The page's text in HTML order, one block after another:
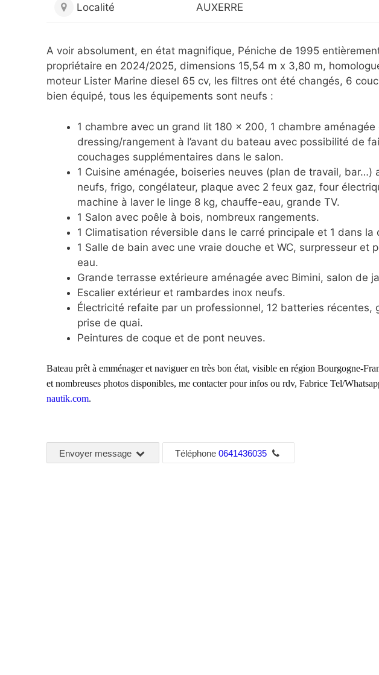
Localité AUXERRE
A voir absolument, en état magnifique, Péniche de 1995
propriétaire en 2024/2025, dimensions 15,54 m x 3,80 m,
moteur Lister Marine diesel 65 cv, les filtres ont été changés, 6
bien équipé, tous les équipements sont neufs :
1 chambre avec un grand lit 180 x 200, 1 chambre aménagée
dressing/rangement à l’avant du bateau avec possibilité de
couchages supplémentaires dans le salon.
1 Cuisine aménagée, boiseries neuves (plan de travail, bar…)
neufs, frigo, congélateur, plaque avec 2 feux gaz, four
machine à laver le linge 8 kg, chauffe-eau, grande TV.
1 Salon avec poêle à bois, nombreux rangements.
1 Climatisation réversible dans le carré principale et 1 dans la
1 Salle de bain avec une vraie douche et WC, surpresseur et
eau.
Grande terrasse extérieure aménagée avec Bimini, salon de
Escalier extérieur et rambardes inox neufs.
Électricité refaite par un professionnel, 12 batteries récentes,
prise de quai.
Peintures de coque et de pont neuves.
Bateau prêt à emménager et naviguer en très bon état, visible en région Bourgogne-
et nombreuses photos disponibles, me contacter pour infos ou rdv, Fabrice Tel/
nautik.com.
Envoyer message Téléphone 0641436035